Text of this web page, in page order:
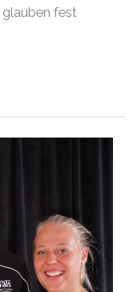
glauben fest